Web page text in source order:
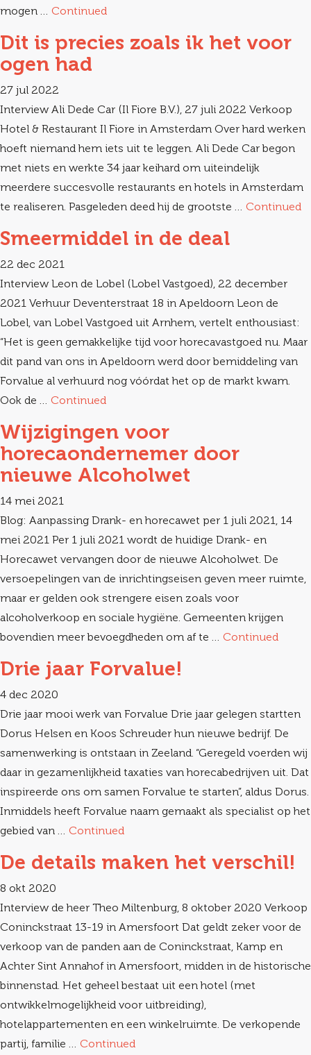
mogen … Continued
Dit is precies zoals ik het voor
ogen had
27 jul 2022
Interview Ali Dede Car (Il Fiore B.V.), 27 juli 2022 Verkoop
Hotel & Restaurant Il Fiore in Amsterdam Over hard werken
hoeft niemand hem iets uit te leggen. Ali Dede Car begon
met niets en werkte 34 jaar keihard om uiteindelijk
meerdere succesvolle restaurants en hotels in Amsterdam
te realiseren. Pasgeleden deed hij de grootste … Continued
Smeermiddel in de deal
22 dec 2021
Interview Leon de Lobel (Lobel Vastgoed), 22 december
2021 Verhuur Deventerstraat 18 in Apeldoorn Leon de
Lobel, van Lobel Vastgoed uit Arnhem, vertelt enthousiast:
“Het is geen gemakkelijke tijd voor horecavastgoed nu. Maar
dit pand van ons in Apeldoorn werd door bemiddeling van
Forvalue al verhuurd nog vóórdat het op de markt kwam.
Ook de … Continued
Wijzigingen voor
horecaondernemer door
nieuwe Alcoholwet
14 mei 2021
Blog: Aanpassing Drank- en horecawet per 1 juli 2021, 14
mei 2021 Per 1 juli 2021 wordt de huidige Drank- en
Horecawet vervangen door de nieuwe Alcoholwet. De
versoepelingen van de inrichtingseisen geven meer ruimte,
maar er gelden ook strengere eisen zoals voor
alcoholverkoop en sociale hygiëne. Gemeenten krijgen
bovendien meer bevoegdheden om af te … Continued
Drie jaar Forvalue!
4 dec 2020
Drie jaar mooi werk van Forvalue Drie jaar gelegen startten
Dorus Helsen en Koos Schreuder hun nieuwe bedrijf. De
samenwerking is ontstaan in Zeeland. “Geregeld voerden wij
daar in gezamenlijkheid taxaties van horecabedrijven uit. Dat
inspireerde ons om samen Forvalue te starten”, aldus Dorus.
Inmiddels heeft Forvalue naam gemaakt als specialist op het
gebied van … Continued
De details maken het verschil!
8 okt 2020
Interview de heer Theo Miltenburg, 8 oktober 2020 Verkoop
Coninckstraat 13-19 in Amersfoort Dat geldt zeker voor de
verkoop van de panden aan de Coninckstraat, Kamp en
Achter Sint Annahof in Amersfoort, midden in de historische
binnenstad. Het geheel bestaat uit een hotel (met
ontwikkelmogelijkheid voor uitbreiding),
hotelappartementen en een winkelruimte. De verkopende
partij, familie … Continued